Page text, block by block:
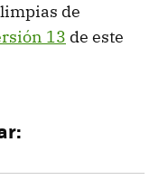
de
13 de este